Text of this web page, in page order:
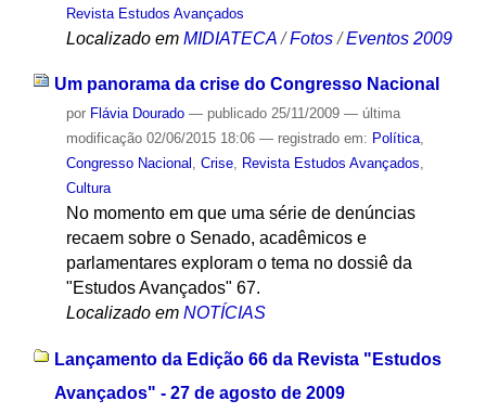
Revista Estudos Avançados
Localizado em MIDIATECA /Fotos /Eventos 2009
Um panorama da crise do Congresso Nacional
por Flávia Dourado — publicado25/11/2009 — última
modificação02/06/2015 18:06 — registrado em: Política,
Congresso Nacional , Crise, Revista Estudos Avançados,
Cultura
No momento em que uma série de denúncias
recaem sobre o Senado, acadêmicos e
parlamentares exploram o tema no dossiê da
"Estudos Avançados" 67.
Localizado em NOTÍCIAS
Lançamento da Edição 66 da Revista "Estudos
Avançados" - 27 de agosto de 2009